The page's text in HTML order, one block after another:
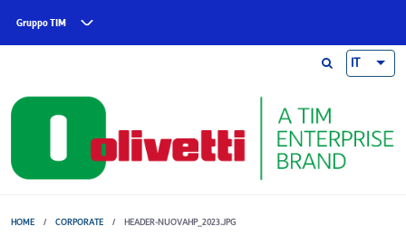
Gruppo TIM
IT
HOME / CORPORATE / HEADER-NUOVAHP_2023.JPG